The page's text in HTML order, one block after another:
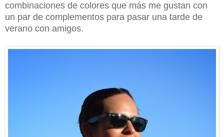
combinaciones de colores que más me gustan con
un par de complementos para pasar una tarde de
verano con amigos.